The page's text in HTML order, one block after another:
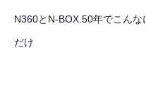
N360とN-BOX.50年でこん
だけ